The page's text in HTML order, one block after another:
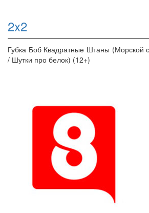
2x2
Губка Боб Квадратные Штаны (Морской
/ Шутки про белок) (12+)